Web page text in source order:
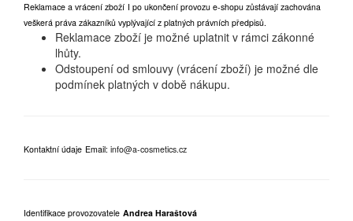
Reklamace a vrácení zboží I po ukončení provozu e-shopu zůstávají zachována
veškerá práva zákazníků vyplývající z platných právních předpisů.
Reklamace zboží je možné uplatnit v rámci zákonné
lhůty.
Odstoupení od smlouvy (vrácení zboží) je možné dle
podmínek platných v době nákupu.
Kontaktní údaje Email: info@a-cosmetics.cz
Identifikace provozovatele Andrea Haraštová